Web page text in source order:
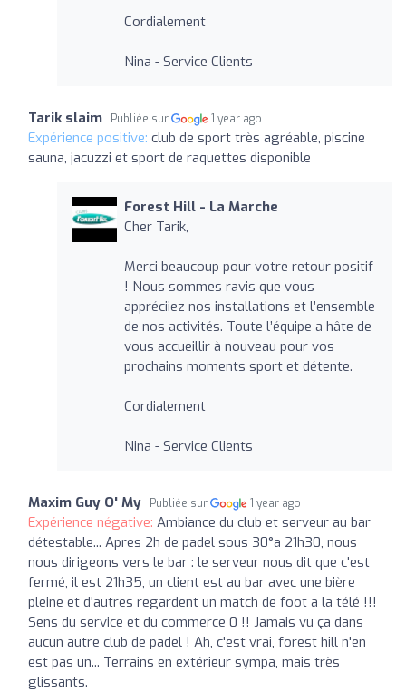
Cordialement
Nina - Service Clients
Tarik slaim Publiée sur 1 year ago
Expérience positive: club de sport très agréable, piscine
sauna, jacuzzi et sport de raquettes disponible
Forest Hill - La Marche
Cher Tarik,
Merci beaucoup pour votre retour positif
! Nous sommes ravis que vous
appréciiez nos installations et l’ensemble
de nos activités. Toute l’équipe a hâte de
vous accueillir à nouveau pour vos
prochains moments sport et détente.
Cordialement
Nina - Service Clients
Maxim Guy O' My Publiée sur 1 year ago
Expérience négative: Ambiance du club et serveur au bar
détestable... Apres 2h de padel sous 30°a 21h30, nous
nous dirigeons vers le bar : le serveur nous dit que c'est
fermé, il est 21h35, un client est au bar avec une bière
pleine et d'autres regardent un match de foot a la télé !!!
Sens du service et du commerce 0 !! Jamais vu ça dans
aucun autre club de padel ! Ah, c'est vrai, forest hill n'en
est pas un... Terrains en extérieur sympa, mais très
glissants.